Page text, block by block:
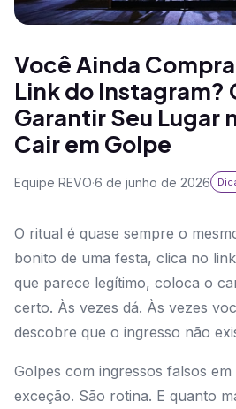
Você Ainda
Link do Instagram?
Garantir Seu Lugar
Cair em Golpe
Equipe REVO·6 de junho de 2026
O ritual é quase sempre o
bonito de uma festa, clica no
que parece legítimo, coloca o
certo. Às vezes dá. Às vezes
descobre que o ingresso não
Golpes com ingressos falsos
exceção. São rotina. E quanto